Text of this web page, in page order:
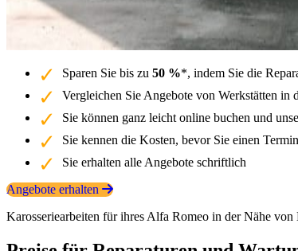
Sparen Sie bis zu 50 %*, indem Sie die
Vergleichen Sie Angebote von Werkstätten
Sie können ganz leicht online buchen und
Sie kennen die Kosten, bevor Sie einen
Sie erhalten alle Angebote schriftlich
Angebote erhalten
Karosseriearbeiten für ihres Alfa Romeo in der Nähe von